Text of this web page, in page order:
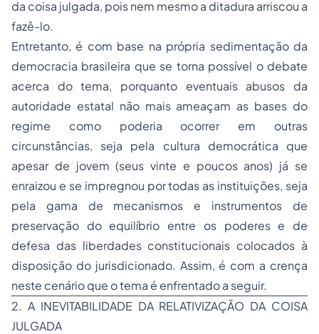
da coisa julgada, pois nem mesmo a ditadura arriscou a
fazê-lo.
Entretanto, é com base na própria sedimentação da
democracia brasileira que se torna possível o debate
acerca do tema, porquanto eventuais abusos da
autoridade estatal não mais ameaçam as bases do
regime como poderia ocorrer em outras
circunstâncias, seja pela cultura democrática que
apesar de jovem (seus vinte e poucos anos) já se
enraizou e se impregnou por todas as instituições, seja
pela gama de mecanismos e instrumentos de
preservação do equilíbrio entre os poderes e de
defesa das liberdades constitucionais colocados à
disposição do jurisdicionado. Assim, é com a crença
neste cenário que o tema é enfrentado a seguir.
2. A INEVITABILIDADE DA RELATIVIZAÇÃO DA COISA
JULGADA